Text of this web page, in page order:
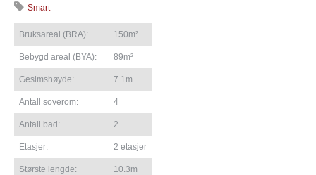
Smart
Bruksareal (BRA): 150m²
Bebygd areal (BYA): 89m²
Gesimshøyde: 7.1m
Antall soverom: 4
Antall bad: 2
Etasjer: 2 etasjer
Største lengde: 10.3m